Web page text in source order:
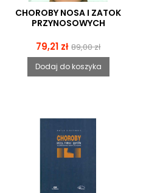
CHOROBY NOSA I ZATOK
PRZYNOSOWYCH
Cena
79,21 zł Cena
podstawowa
89,00 zł
Dodaj do koszyka